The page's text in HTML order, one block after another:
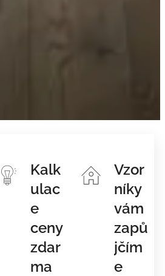
Kalk
ulac
e
ceny
zdar
ma
Vzor
níky
vám
zapů
jčím
e